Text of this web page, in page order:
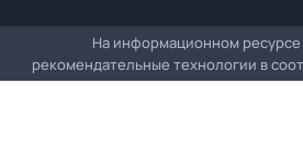
На информационном
рекомендательные технологии в